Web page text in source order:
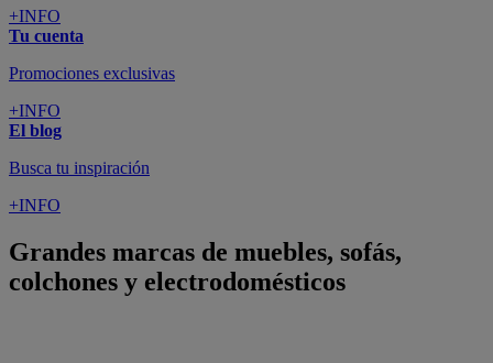
+INFO
Tu cuenta
Promociones exclusivas
+INFO
El blog
Busca tu inspiración
+INFO
Grandes marcas de muebles, sofás,
colchones y electrodomésticos